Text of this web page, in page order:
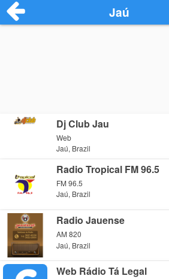
Jaú
Dj Club Jau
Web
Jaú, Brazil
Radio Tropical FM 96.5
FM 96.5
Jaú, Brazil
Radio Jauense
AM 820
Jaú, Brazil
Web Rádio Tá Legal